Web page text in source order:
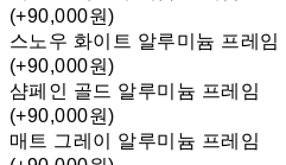
(+90,000원)
스노우 화이트 알루미늄 프레임
(+90,000원)
샴페인 골드 알루미늄 프레임
(+90,000원)
매트 그레이 알루미늄 프레임